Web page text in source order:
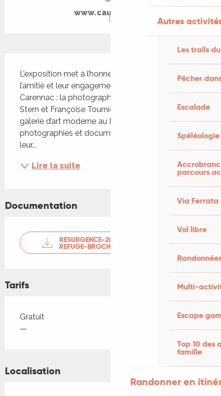
Autres
Les trails
Pêcher
Escalade
Spéléologie
parcours
Via Ferrata
Vol libre
Multi-
Escape
Top 10 des
famille
Randonner en
www.cauvaldor.fr
L’exposition met à l’honneur trois femmes liées par
l’amitié et leur engagement pour l’art moderne à
Carennac : la photographe Gisèle Freund, Solange
Stern et Françoise Tournié, fondatrice d’une
galerie d’art moderne au Prieuré. À travers des
photographies et documents, l’exposition retrace
leur...
Lire la suite
Documentation
RESURGENCE-2025-ETERNEL-
REFUGE-BROCHURE-DU-FEST...
Tarifs
Tarifs 2026
Gratuit
—
Localisation